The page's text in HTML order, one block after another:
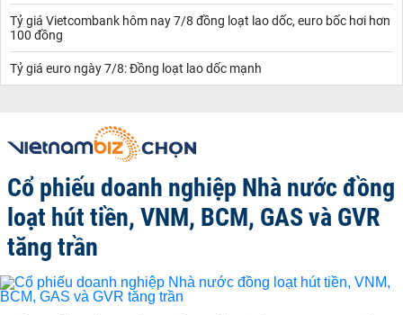
Tỷ giá Vietcombank hôm nay 7/8 đồng loạt lao dốc, euro bốc hơi hơn
100 đồng
Tỷ giá euro ngày 7/8: Đồng loạt lao dốc mạnh
Cổ phiếu doanh nghiệp Nhà nước đồng
loạt hút tiền, VNM, BCM, GAS và GVR
tăng trần